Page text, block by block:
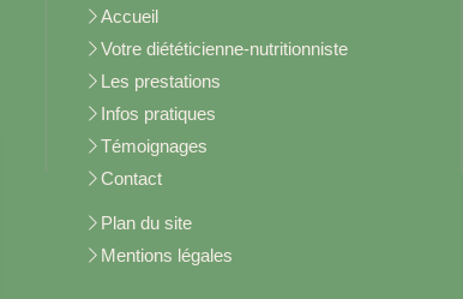
Accueil
Votre diététicienne-nutritionniste
Les prestations
Infos pratiques
Témoignages
Contact
Plan du site
Mentions légales